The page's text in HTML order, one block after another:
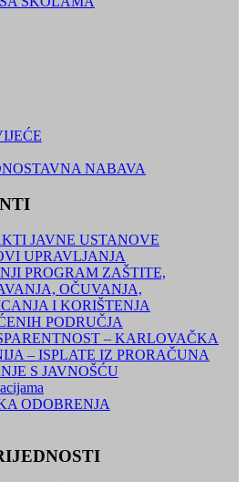
NABAVA
JAVNE USTANOVE
UPRAVLJANJA
PROGRAM ZAŠTITE,
OČUVANJA,
I KORIŠTENJA
PODRUČJA
– KARLOVAČKA
– ISPLATE IZ PRORAČUNA
S JAVNOŠĆU
ODOBRENJA